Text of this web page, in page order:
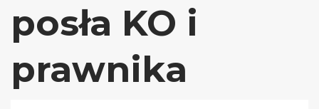
posła KO i
prawnika